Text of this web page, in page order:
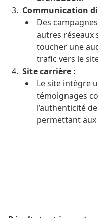
Communication
Des
autres réseaux
toucher une
trafic vers le
Site carrière :
Le site intègre
témoignages
l’authenticité
permettant aux